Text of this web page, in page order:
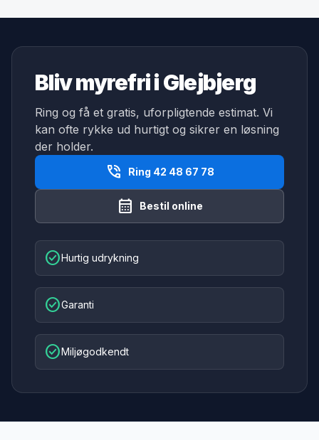
Bliv myrefri i Glejbjerg
Ring og få et gratis, uforpligtende estimat. Vi
kan ofte rykke ud hurtigt og sikrer en løsning
der holder.
phone_in_talk Ring 42 48 67 78
calendar_month Bestil online
check_circleHurtig udrykning
check_circleGaranti
check_circleMiljøgodkendt